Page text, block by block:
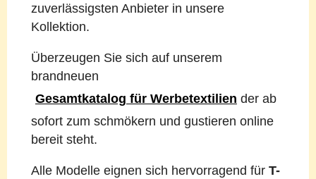
zuverlässigsten Anbieter in unsere
Kollektion.
Überzeugen Sie sich auf unserem
brandneuen
Gesamtkatalog für Werbetextilien der ab
sofort zum schmökern und gustieren online
bereit steht.
Alle Modelle eignen sich hervorragend für T-